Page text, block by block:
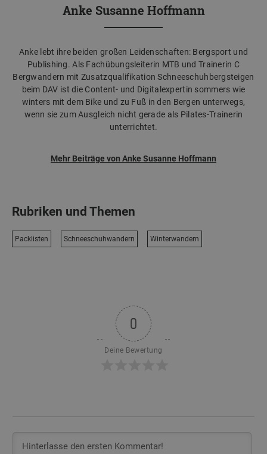
Anke Susanne Hoffmann
Anke lebt ihre beiden großen Leidenschaften: Bergsport und
Publishing. Als Fachübungsleiterin MTB und Trainerin C
Bergwandern mit Zusatzqualifikation Schneeschuhbergsteigen
beim DAV ist die Content- und Digitalexpertin sommers wie
winters mit dem Bike und zu Fuß in den Bergen unterwegs,
wenn sie zum Ausgleich nicht gerade als Pilates-Trainerin
unterrichtet.
Mehr Beiträge von Anke Susanne Hoffmann
Rubriken und Themen
Packlisten Schneeschuhwandern Winterwandern
0
Deine Bewertung